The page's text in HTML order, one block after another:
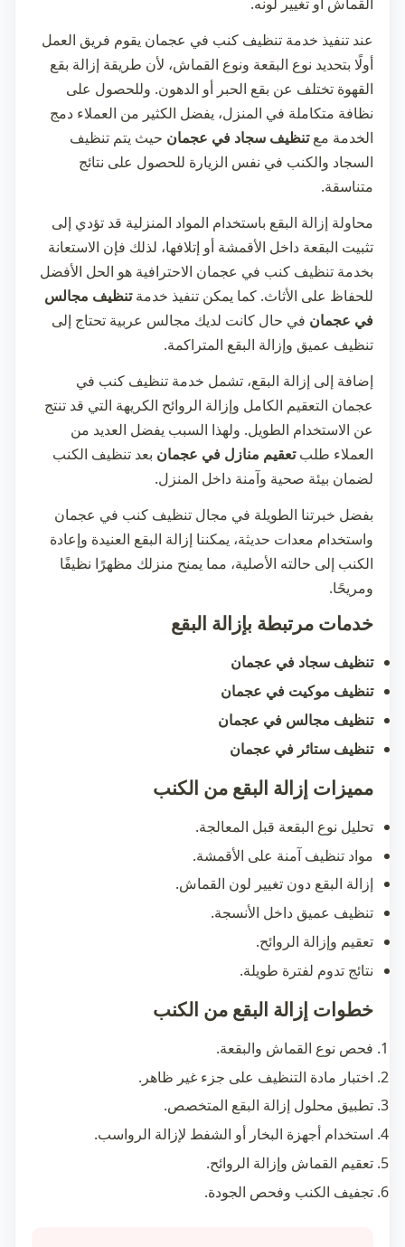
عند تنفيذ خدمة تنظيف كنب في عجمان يقوم فريق العمل
أولًا بتحديد نوع البقعة ونوع القماش، لأن طريقة إزالة بقع
القهوة تختلف عن بقع الحبر أو الدهون. وللحصول على
نظافة متكاملة في المنزل، يفضل الكثير من العملاء دمج
الخدمة معتنظيف سجاد في عجمان حيث يتم تنظيف
السجاد والكنب في نفس الزيارة للحصول على نتائج
متناسقة.
محاولة إزالة البقع باستخدام المواد المنزلية قد تؤدي إلى
تثبيت البقعة داخل الأقمشة أو إتلافها، لذلك فإن الاستعانة
بخدمة تنظيف كنب في عجمان الاحترافية هو الحل الأفضل
للحفاظ على الأثاث. كما يمكن تنفيذ خدمةتنظيف مجالس
في عجمان في حال كانت لديك مجالس عربية تحتاج إلى
تنظيف عميق وإزالة البقع المتراكمة.
إضافة إلى إزالة البقع، تشمل خدمة تنظيف كنب في
عجمان التعقيم الكامل وإزالة الروائح الكريهة التي قد تنتج
عن الاستخدام الطويل. ولهذا السبب يفضل العديد من
العملاء طلبتعقيم منازل في عجمان بعد تنظيف الكنب
لضمان بيئة صحية وآمنة داخل المنزل.
بفضل خبرتنا الطويلة في مجال تنظيف كنب في عجمان
واستخدام معدات حديثة، يمكننا إزالة البقع العنيدة وإعادة
الكنب إلى حالته الأصلية، مما يمنح منزلك مظهرًا نظيفًا
ومريحًا.
خدمات مرتبطة بإزالة البقع
تنظيف سجاد في عجمان
تنظيف موكيت في عجمان
تنظيف مجالس في عجمان
تنظيف ستائر في عجمان
مميزات إزالة البقع من الكنب
تحليل نوع البقعة قبل المعالجة.
مواد تنظيف آمنة على الأقمشة.
إزالة البقع دون تغيير لون القماش.
تنظيف عميق داخل الأنسجة.
تعقيم وإزالة الروائح.
نتائج تدوم لفترة طويلة.
خطوات إزالة البقع من الكنب
فحص نوع القماش والبقعة.
اختبار مادة التنظيف على جزء غير ظاهر.
تطبيق محلول إزالة البقع المتخصص.
استخدام أجهزة البخار أو الشفط لإزالة الرواسب.
تعقيم القماش وإزالة الروائح.
تجفيف الكنب وفحص الجودة.